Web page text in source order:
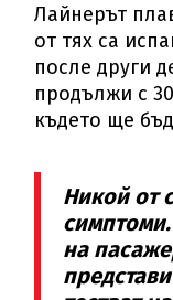
Лайнерът
от тях са
после други
продължи с
където ще
Никой от
на